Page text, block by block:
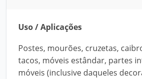
Uso / Aplicações
Postes, mourões, cruzetas,
tacos, móveis estândar, partes
móveis (inclusive daqueles